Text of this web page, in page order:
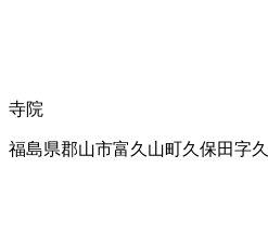
寺院
福島県郡山市富久山町久保田字